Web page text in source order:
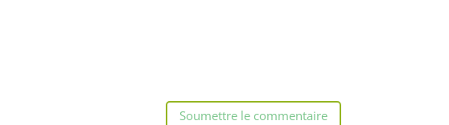
Soumettre le commentaire